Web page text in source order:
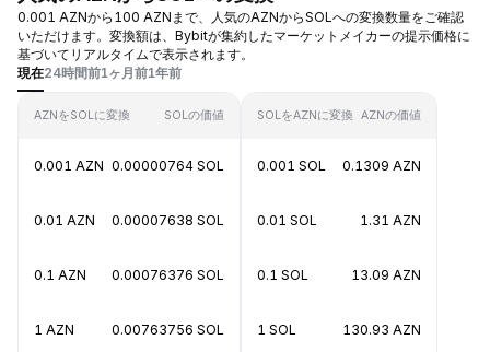
0.001 AZNから100 AZNまで、人気のAZNからSOLへの変換数量をご確認
いただけます。変換額は、Bybitが集約したマーケットメイカーの提示価格に
基づいてリアルタイムで表示されます。
現在24時間前1ヶ月前1年前
AZNをSOLに変換 SOLの価値
0.001 AZN 0.00000764 SOL
0.01 AZN 0.00007638 SOL
0.1 AZN 0.00076376 SOL
1 AZN 0.00763756 SOL
SOLをAZNに変換 AZNの価値
0.001 SOL 0.1309 AZN
0.01 SOL 1.31 AZN
0.1 SOL 13.09 AZN
1 SOL 130.93 AZN